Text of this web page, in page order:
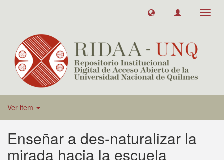
Ver item
Enseñar a des-naturalizar la
mirada hacia la escuela